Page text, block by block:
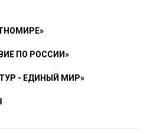
ПО РОССИИ»
- ЕДИНЫЙ МИР»